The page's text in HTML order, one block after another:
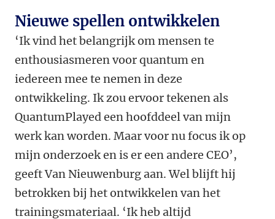
Nieuwe spellen ontwikkelen
‘Ik vind het belangrijk om mensen te
enthousiasmeren voor quantum en
iedereen mee te nemen in deze
ontwikkeling. Ik zou ervoor tekenen als
QuantumPlayed een hoofddeel van mijn
werk kan worden. Maar voor nu focus ik op
mijn onderzoek en is er een andere CEO’,
geeft Van Nieuwenburg aan. Wel blijft hij
betrokken bij het ontwikkelen van het
trainingsmateriaal. ‘Ik heb altijd